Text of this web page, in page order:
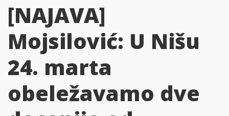
[NAJAVA]
Mojsilović: U Nišu
24. marta
obeležavamo dve